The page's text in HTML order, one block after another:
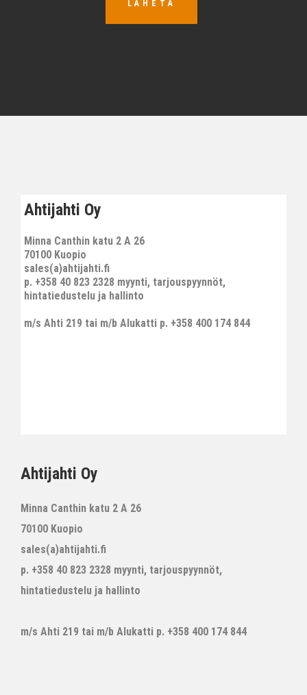
LÄHETÄ
Ahtijahti Oy
Minna Canthin katu 2 A 26
70100 Kuopio
sales(a)ahtijahti.fi
p. +358 40 823 2328 myynti, tarjouspyynnöt,
hintatiedustelu ja hallinto
m/s Ahti 219 tai m/b Alukatti p. +358 400 174 844
Ahtijahti Oy
Minna Canthin katu 2 A 26
70100 Kuopio
sales(a)ahtijahti.fi
p. +358 40 823 2328 myynti, tarjouspyynnöt,
hintatiedustelu ja hallinto
m/s Ahti 219 tai m/b Alukatti p. +358 400 174 844